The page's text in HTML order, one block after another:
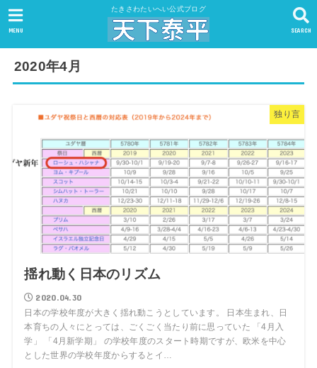
たきさわたいへい公式ブログ
SEARCH
MENU
2020年4月
独り言
揺れ動く日本のリズム
2020.04.30
日本の学校年度が大きく揺れ動こうとしています。 日本生まれ、日
本育ちの人々にとっては、ごくごく当たり前に思っていた 「4月入
学」 「4月新学期」 の学校年度のスタート時期ですが、欧米を中心
とした世界の学校年度からするとイ…